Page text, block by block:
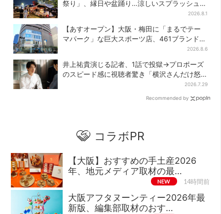
祭り」、縁日や盆踊り…涼しいスプラッシュタ
2026.8.1
【あすオープン】大阪・梅田に「まるでテー
マパーク」な巨大スポーツ店、461ブランド集
2026.8.6
井上祐貴演じる記者、1話で投獄→プロポーズ
のスピード感に視聴者驚き「横沢さんだけ怒
2026.7.29
Recommended by
コラボPR
【大阪】おすすめの手土産2026
年、地元メディア取材の最…
NEW 14時間前
大阪アフタヌーンティー2026年最
新版、編集部取材のおす…